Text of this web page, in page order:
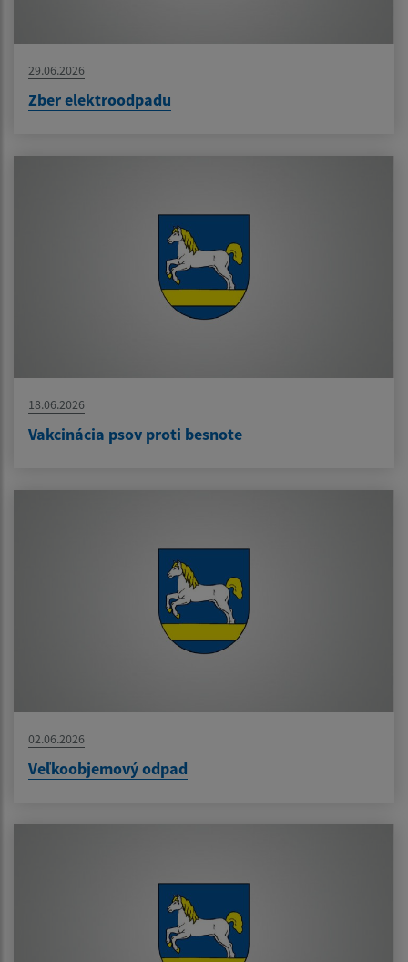
29.06.2026
Zber elektroodpadu
18.06.2026
Vakcinácia psov proti besnote
02.06.2026
Veľkoobjemový odpad